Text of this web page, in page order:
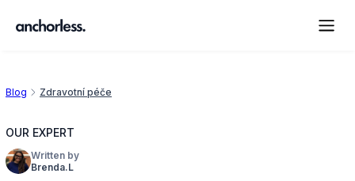
Blog Zdravotní péče
OUR EXPERT
Written by
Brenda.L